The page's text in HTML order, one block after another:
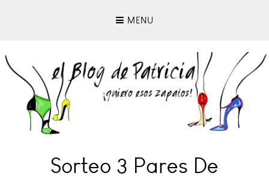
MENU
Sorteo 3 Pares De